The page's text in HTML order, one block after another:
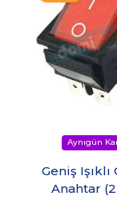
Geniş Işıklı
Anahtar